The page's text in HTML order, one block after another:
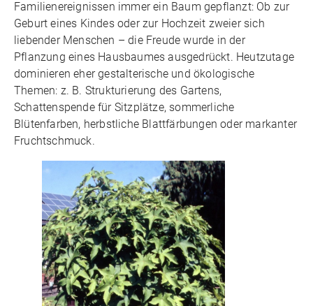
Familienereignissen immer ein Baum gepflanzt: Ob zur
Geburt eines Kindes oder zur Hochzeit zweier sich
liebender Menschen – die Freude wurde in der
Pflanzung eines Hausbaumes ausgedrückt. Heutzutage
dominieren eher gestalterische und ökologische
Themen: z. B. Strukturierung des Gartens,
Schattenspende für Sitzplätze, sommerliche
Blütenfarben, herbstliche Blattfärbungen oder markanter
Fruchtschmuck.